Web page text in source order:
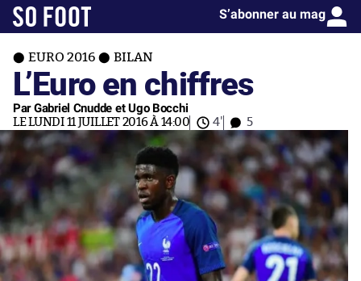
S’abonner au mag
EURO 2016 BILAN
L’Euro en chiffres
Par Gabriel Cnudde et Ugo Bocchi
LE LUNDI 11 JUILLET 2016 À 14:00 4' 5